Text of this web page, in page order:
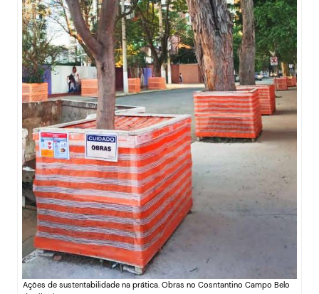
Ações de sustentabilidade na prática. Obras no Cosntantino Campo Belo